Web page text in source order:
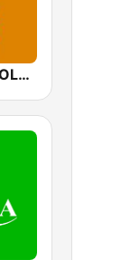
Mediacorp GOLD 905